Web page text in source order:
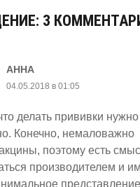
3
АННА
04.05.2018 в 01:05
делать прививки нужно
Конечно, немаловажно
поэтому есть
производителем и